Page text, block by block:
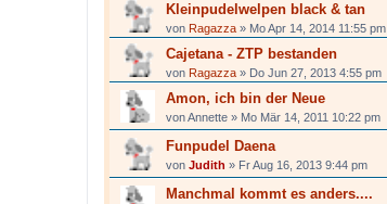
Kleinpudelwelpen black & tan
von Ragazza » Mo Apr 14, 2014 11:55 pm
Cajetana - ZTP bestanden
von Ragazza » Do Jun 27, 2013 4:55 pm
Amon, ich bin der Neue
vonAnnette » Mo Mär 14, 2011 10:22 pm
Funpudel Daena
von Judith » Fr Aug 16, 2013 9:44 pm
Manchmal kommt es anders....